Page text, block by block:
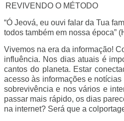
REVIVENDO O MÉTODO
“Ó Jeová, eu ouvi falar da Tua
todos também em nossa época”
Vivemos na era da informação!
influência. Nos dias atuais é
cantos do planeta. Estar
acesso às informações e
sobrevivência e nos vários e
passar mais rápido, os dias
na internet? Será que a